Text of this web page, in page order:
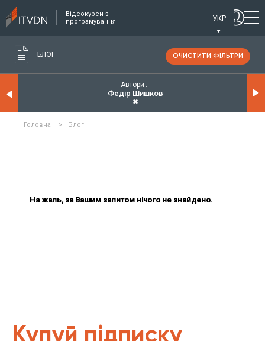
Відеокурси з
програмування
УКР
БЛОГ ОЧИСТИТИ ФІЛЬТРИ
Автори
Федір Шишков
✖
Головна > Блог
На жаль, за Вашим запитом нічого не знайдено.
Купуй підписку